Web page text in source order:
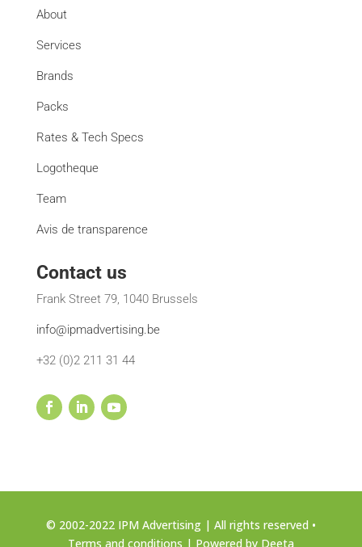
About
Services
Brands
Packs
Rates & Tech Specs
Logotheque
Team
Avis de transparence
Contact us
Frank Street 79, 1040 Brussels
info@ipmadvertising.be
+32 (0)2 211 31 44
© 2002-2022 IPM Advertising | All rights reserved •
Terms and conditions | Powered by Deeta